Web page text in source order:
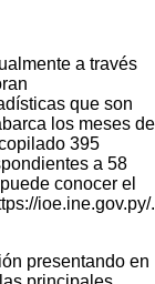
a través
que son
los meses de
395
a 58
conocer el
ioe.ine.gov.py/.
presentando en